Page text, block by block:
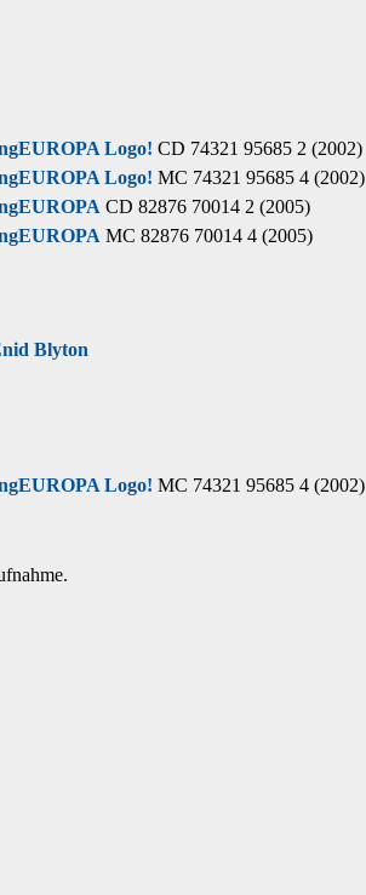
EUROPA Logo! CD 74321 95685 2 (2002)
EUROPA Logo! MC 74321 95685 4 (2002)
EUROPA CD 82876 70014 2 (2005)
EUROPA MC 82876 70014 4 (2005)
Blyton
EUROPA Logo! MC 74321 95685 4 (2002)
.